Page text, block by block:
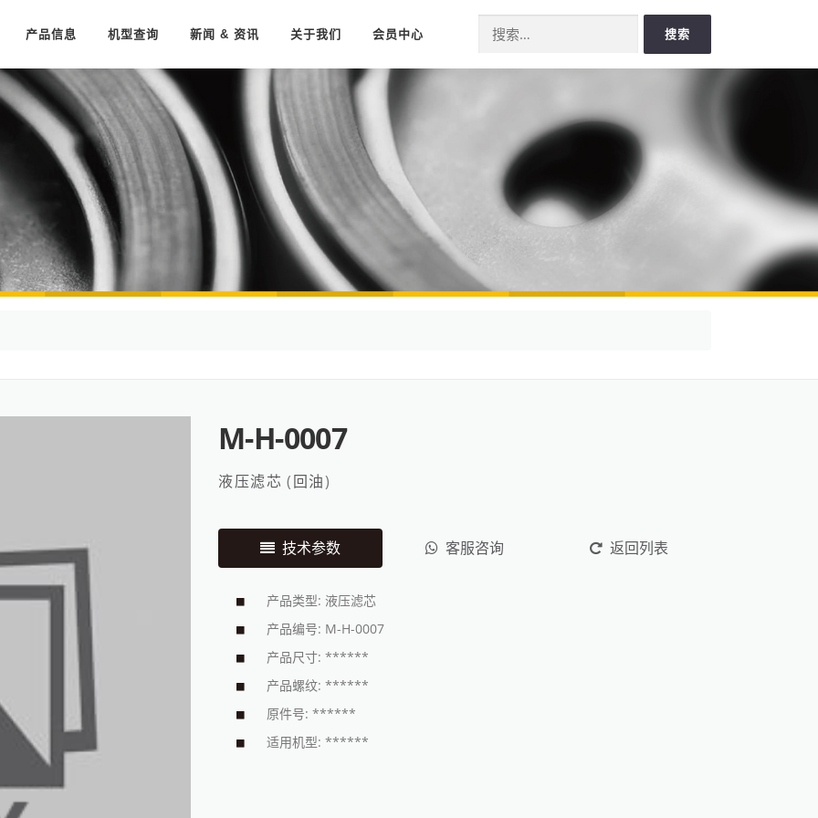
产品信息 机型查询 新闻 & 资讯 关于我们 会员中心 Search for:
M-H-0007
液压滤芯 (回油)
技术参数 客服咨询 返回列表
产品类型: 液压滤芯
产品编号: M-H-0007
产品尺寸: ******
产品螺纹: ******
原件号: ******
适用机型: ******